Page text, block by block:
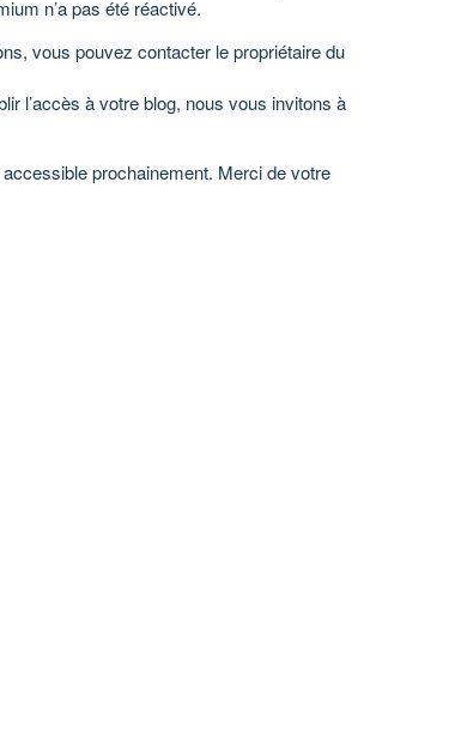
n’a pas été réactivé.
vous pouvez contacter le propriétaire du
l’accès à votre blog, nous vous invitons à
prochainement. Merci de votre